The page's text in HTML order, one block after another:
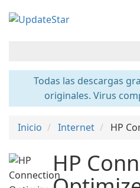
Todas las descargas
originales. Virus
Inicio Internet HP
HP